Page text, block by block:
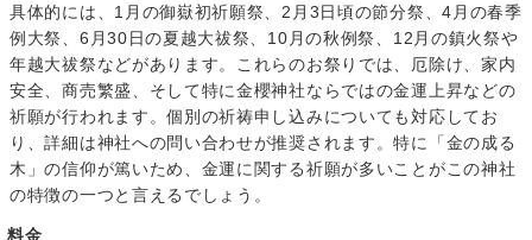
具体的には、1月の御嶽初祈願祭、2月3日頃の節分祭、4月の春季
例大祭、6月30日の夏越大祓祭、10月の秋例祭、12月の鎮火祭や
年越大祓祭などがあります。これらのお祭りでは、厄除け、家内
安全、商売繁盛、そして特に金櫻神社ならではの金運上昇などの
祈願が行われます。個別の祈祷申し込みについても対応してお
り、詳細は神社への問い合わせが推奨されます。特に「金の成る
木」の信仰が篤いため、金運に関する祈願が多いことがこの神社
の特徴の一つと言えるでしょう。
料金